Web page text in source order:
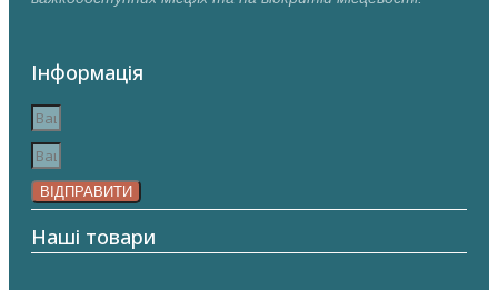
Інформація
ВІДПРАВИТИ
Наші товари